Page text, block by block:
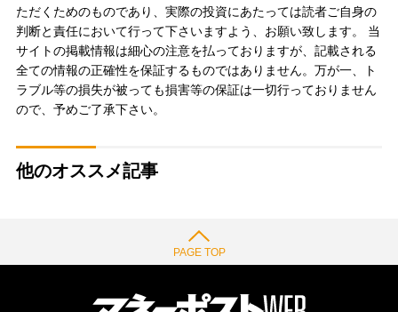
ただくためのものであり、実際の投資にあたっては読者ご自身の
判断と責任において行って下さいますよう、お願い致します。 当
サイトの掲載情報は細心の注意を払っておりますが、記載される
全ての情報の正確性を保証するものではありません。万が一、ト
ラブル等の損失が被っても損害等の保証は一切行っておりません
ので、予めご了承下さい。
他のオススメ記事
PAGE TOP